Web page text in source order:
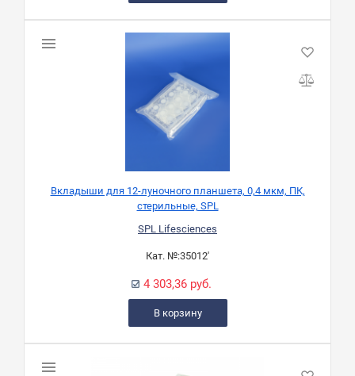
Вкладыши для 12-луночного планшета, 0,4 мкм, ПК,
стерильные, SPL
SPL Lifesciences
Кат. №:35012'
4 303,36 руб.
В корзину